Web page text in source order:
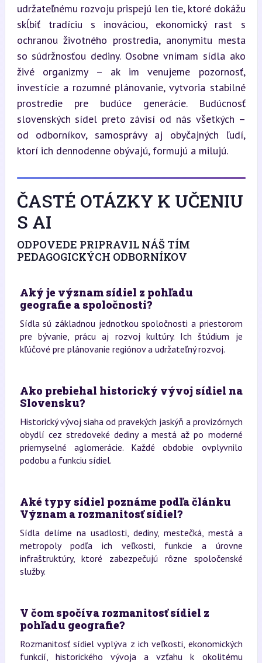
udržateľnému rozvoju prispejú len tie, ktoré dokážu
skĺbiť tradíciu s inováciou, ekonomický rast s
ochranou životného prostredia, anonymitu mesta
so súdržnosťou dediny. Osobne vnímam sídla ako
živé organizmy – ak im venujeme pozornosť,
investície a rozumné plánovanie, vytvoria stabilné
prostredie pre budúce generácie. Budúcnosť
slovenských sídel preto závisí od nás všetkých –
od odborníkov, samosprávy aj obyčajných ľudí,
ktorí ich dennodenne obývajú, formujú a milujú.
ČASTÉ OTÁZKY K UČENIU
S AI
ODPOVEDE PRIPRAVIL NÁŠ TÍM
PEDAGOGICKÝCH ODBORNÍKOV
Aký je význam sídiel z pohľadu
geografie a spoločnosti?
Sídla sú základnou jednotkou spoločnosti a priestorom
pre bývanie, prácu aj rozvoj kultúry. Ich štúdium je
kľúčové pre plánovanie regiónov a udržateľný rozvoj.
Ako prebiehal historický vývoj sídiel na
Slovensku?
Historický vývoj siaha od pravekých jaskýň a provizórnych
obydlí cez stredoveké dediny a mestá až po moderné
priemyselné aglomerácie. Každé obdobie ovplyvnilo
podobu a funkciu sídiel.
Aké typy sídiel poznáme podľa článku
Význam a rozmanitosť sídiel?
Sídla delíme na usadlosti, dediny, mestečká, mestá a
metropoly podľa ich veľkosti, funkcie a úrovne
infraštruktúry, ktoré zabezpečujú rôzne spoločenské
služby.
V čom spočíva rozmanitosť sídiel z
pohľadu geografie?
Rozmanitosť sídiel vyplýva z ich veľkosti, ekonomických
funkcií, historického vývoja a vzťahu k okolitému